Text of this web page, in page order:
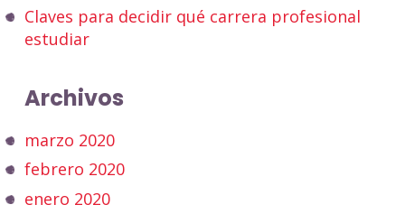
Claves para decidir qué carrera profesional
estudiar
Archivos
marzo 2020
febrero 2020
enero 2020